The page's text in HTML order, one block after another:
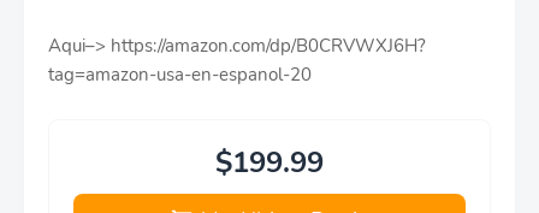
Aqui–> https://amazon.com/dp/B0CRVWXJ6H?
tag=amazon-usa-en-espanol-20
$199.99